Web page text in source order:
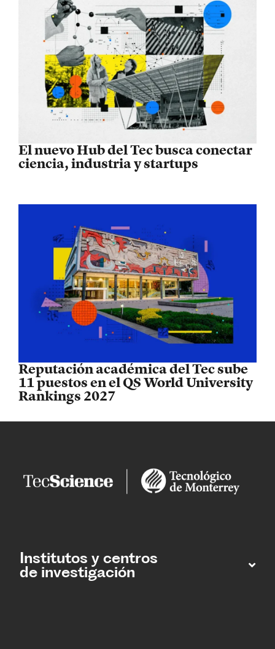
El nuevo Hub del Tec busca conectar
ciencia, industria y startups
Reputación académica del Tec sube
11 puestos en el QS World University
Rankings 2027
Institutos y centros
de investigación